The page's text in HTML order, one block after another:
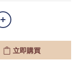
立即購買